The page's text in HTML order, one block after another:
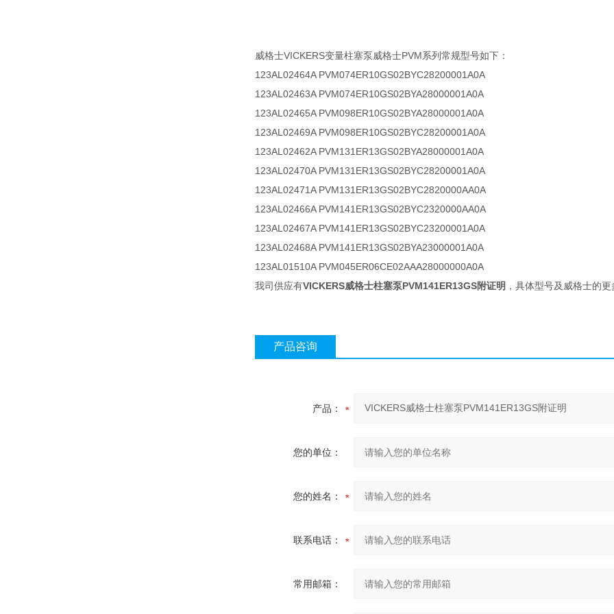
威格士VICKERS变量柱塞泵威格士PVM系列常规型号如下：
123AL02464A PVM074ER10GS02BYC28200001A0A
123AL02463A PVM074ER10GS02BYA28000001A0A
123AL02465A PVM098ER10GS02BYA28000001A0A
123AL02469A PVM098ER10GS02BYC28200001A0A
123AL02462A PVM131ER13GS02BYA28000001A0A
123AL02470A PVM131ER13GS02BYC28200001A0A
123AL02471A PVM131ER13GS02BYC2820000AA0A
123AL02466A PVM141ER13GS02BYC2320000AA0A
123AL02467A PVM141ER13GS02BYC23200001A0A
123AL02468A PVM141ER13GS02BYA23000001A0A
123AL01510A PVM045ER06CE02AAA28000000A0A
我司供应有VICKERS威格士柱塞泵PVM141ER13GS附证明 ，具体型号及威格士的
产品咨询
产品：
您的单位：
您的姓名：
联系电话：
常用邮箱：